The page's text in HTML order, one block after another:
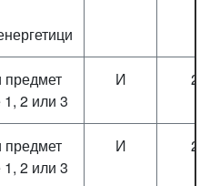
предмет
1, 2 или 3
И
предмет
1, 2 или 3
И